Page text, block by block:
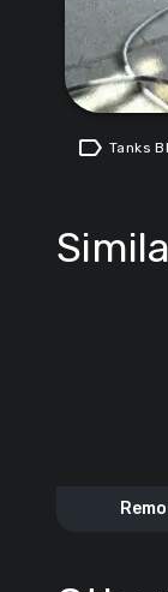
label Tanks